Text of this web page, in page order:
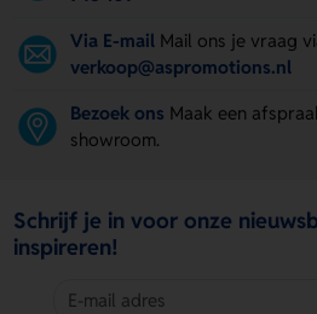
Via E-mail Mail ons je vraag
verkoop@aspromotions.nl
Bezoek ons Maak een
showroom.
Schrijf je in voor onze
inspireren!